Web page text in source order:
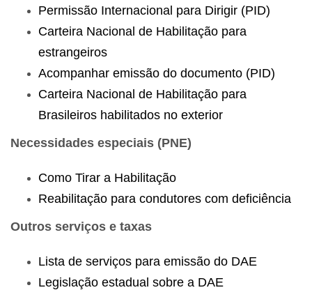
Permissão Internacional para Dirigir (PID)
Carteira Nacional de Habilitação para
estrangeiros
Acompanhar emissão do documento (PID)
Carteira Nacional de Habilitação para
Brasileiros habilitados no exterior
Necessidades especiais (PNE)
Como Tirar a Habilitação
Reabilitação para condutores com deficiência
Outros serviços e taxas
Lista de serviços para emissão do DAE
Legislação estadual sobre a DAE